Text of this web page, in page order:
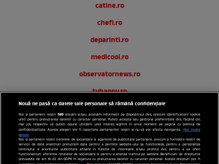
catine.ro
chefi.ro
deparinti.ro
medicool.ro
observatornews.ro
tvhappy.ro
useit.ro
zutv.ro
Trends AntenaPLAY
AntenaPLAY
Nouă ne pasă ca datele tale personale să rămână confidențiale
Noi și partenerii noștri589 stocăm și/sau accesăm informații pe dispozitivul dvs., precum identificatorii cookie
unici pentru prelucrarea datelor cu caracter personal. Puteți accepta sau gestiona preferințele dvs. făcând clic
mai jos, respectiv vă puteți opune utilizării unui interes legitim în orice moment pe pagina cu politica de
confidențialitate. Aceste alegeri vor fi raportate partenerilor noștri și nu vă vor afecta navigarea. Mai multe
detalii
Noi si partenerii nostri (retelele de socializare si agentiile de publicitate partenere, precum si furnizorii nostri de
servicii de date analitice) prelucram date pentru a permite website-ului sa functioneze, pentru a personaliza
continutul si anunturile publicitare afisate in functie de interesele si/sau profilul dvs., pentru a va oferi
functionalitati aferente retelelor de socializare si pentru a analiza traficul pe website. Beneficiati de drepturile
prevazute de art. 15-22 din GDPR in legatura cu prelucrarea datelor cu caracter personal. Aceste drepturi pot fi